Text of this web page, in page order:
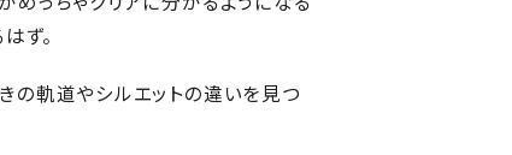
ず。
の軌道やシルエットの違いを見つ